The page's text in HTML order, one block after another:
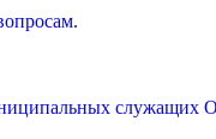
служащих